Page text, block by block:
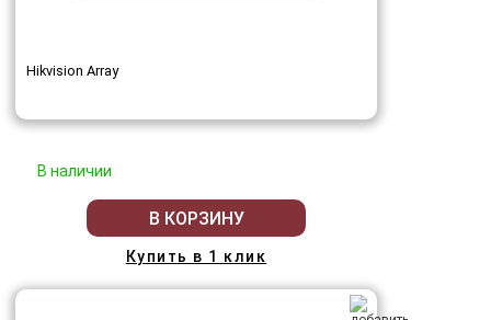
Hikvision Array
В наличии
В КОРЗИНУ
Купить в 1 клик